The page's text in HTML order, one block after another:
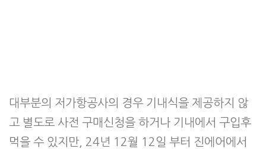
대부분의 저가항공사의 경우 기내식을 제공하지 않
고 별도로 사전 구매신청을 하거나 기내에서 구입후
먹을 수 있지만, 24년 12월 12일 부터 진에어에서